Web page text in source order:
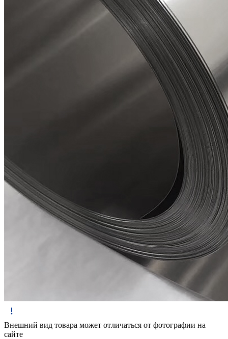
Внешний вид товара может отличаться от фотографии на
сайте